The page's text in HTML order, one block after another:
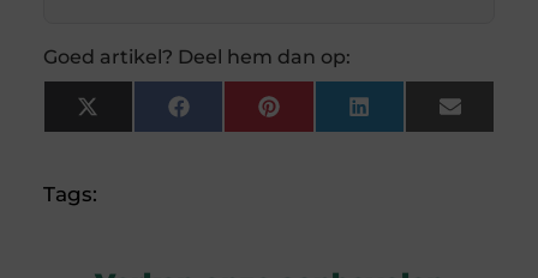
Goed artikel? Deel hem dan op:
X
(Twitter)
FacebookPinterestLinkedInEmail
Tags: